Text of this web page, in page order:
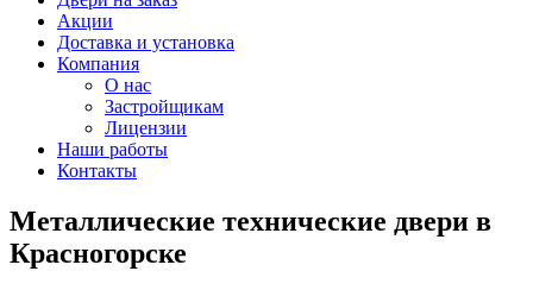
Акции
Доставка и установка
Компания
О нас
Застройщикам
Лицензии
Наши работы
Контакты
Металлические технические двери в
Красногорске